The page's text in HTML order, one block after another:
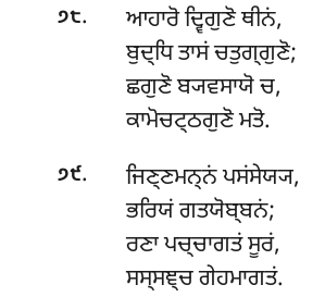
੭੮. ਆਹਾਰੋਦ੍ਵਿਗੁਣੋ ਥੀਨਂ,
ਬੁਦ੍ਧਿ ਤਾਸਂ ਚਤੁਗ੍ਗੁਣੋ;
ਛਗੁਣੋ ਬ੍ਯਵਸਾਯੋ ਚ,
ਕਾਮੋਚਟ੍ਠਗੁਣੋ ਮਤੋ.
੭੯. ਜਿਣ੍ਣਮਨ੍ਨਂਪਸਂਸੇਯ੍ਯ,
ਭਰਿਯਂ ਗਤਯੋਬ੍ਬਨਂ;
ਰਣਾ ਪਚ੍ਚਾਗਤਂ ਸੂਰਂ,
ਸਸ੍ਸਞ੍ਚ ਗੇਹਮਾਗਤਂ.